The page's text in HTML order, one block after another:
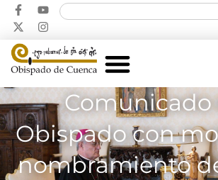
Comunicado
Obispado con
nombramiento